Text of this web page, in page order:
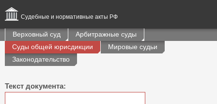
Судебные и нормативные акты РФ
Верховный суд
Арбитражные суды
Суды общей юрисдикции
Мировые судьи
Законодательство
Текст документа: